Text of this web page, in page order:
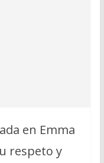
en Emma
respeto y